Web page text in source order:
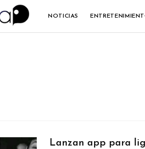
NOTICIAS
Lanzan app para